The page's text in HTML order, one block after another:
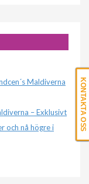
Maldiverna
– Exklusivt
och nå högre i
KONTAKTA OSS